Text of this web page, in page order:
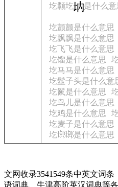
圪颣圪
是什么意
圪颤颤是什么意思
圪飘飘是什么意思
圪飞飞是什么意思
圪馏是什么意思
圪马马是什么意思
圪髽子头是什么意
圪鬣是什么意思
圪鸟儿是什么意思
圪鸡是什么意思
圪麦子是什么意思
圪鿾鿾是什么意思
文网收录3541549条中英文词
语词典、牛津高阶英汉词典等